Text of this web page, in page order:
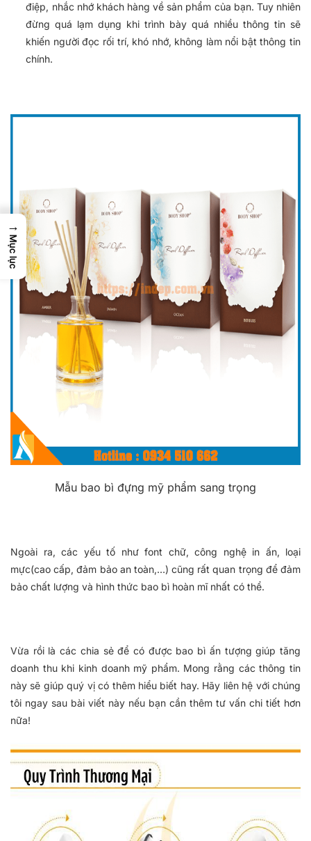
điệp, nhắc nhớ khách hàng về sản phẩm của bạn. Tuy nhiên
đừng quá lạm dụng khi trình bày quá nhiều thông tin sẽ
khiến người đọc rối trí, khó nhớ, không làm nổi bật thông tin
chính.
Mẫu bao bì đựng mỹ phẩm sang trọng
Ngoài ra, các yếu tố như font chữ, công nghệ in ấn, loại
mực(cao cấp, đảm bảo an toàn,…) cũng rất quan trọng để đảm
bảo chất lượng và hình thức bao bì hoàn mĩ nhất có thể.
Vừa rồi là các chia sẻ để có được bao bì ấn tượng giúp tăng
doanh thu khi kinh doanh mỹ phẩm. Mong rằng các thông tin
này sẽ giúp quý vị có thêm hiểu biết hay. Hãy liên hệ với chúng
tôi ngay sau bài viết này nếu bạn cần thêm tư vấn chi tiết hơn
nữa!
→
Mục lục